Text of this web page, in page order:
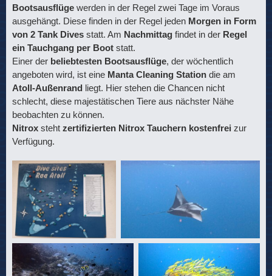
Bootsausflüge werden in der Regel zwei Tage im Voraus
ausgehängt. Diese finden in der Regel jeden Morgen in Form
von 2 Tank Dives statt. Am Nachmittag findet in der Regel
ein Tauchgang per Boot statt.
Einer der beliebtesten Bootsausflüge, der wöchentlich
angeboten wird, ist eine Manta Cleaning Station die am
Atoll-Außenrand liegt. Hier stehen die Chancen nicht
schlecht, diese majestätischen Tiere aus nächster Nähe
beobachten zu können.
Nitrox steht zertifizierten Nitrox Tauchern kostenfrei zur
Verfügung.